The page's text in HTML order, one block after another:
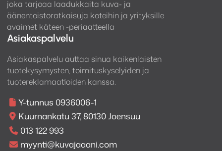
joka tarjoaa laadukkaita kuva- ja
äänentoistoratkaisuja koteihin ja yrityksille
avaimet käteen -periaatteella
Asiakaspalvelu
Asiakaspalvelu auttaa sinua kaikenlaisten
tuotekysymysten, toimituskyselyiden ja
tuotereklamaatioiden kanssa.
Y-tunnus 0936006-1
Kuurnankatu 37, 80130 Joensuu
013 122 993
myynti@kuvajaaani.com